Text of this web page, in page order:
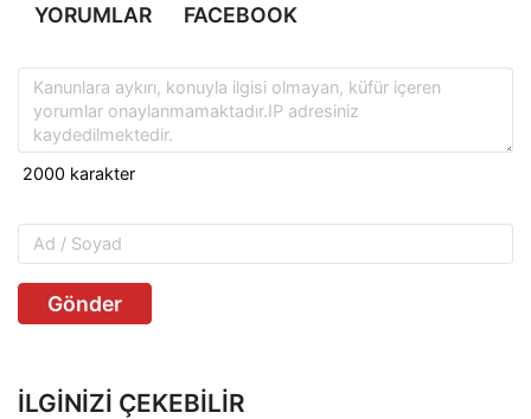
YORUMLAR FACEBOOK
Gönder
İLGINIZI ÇEKEBILIR